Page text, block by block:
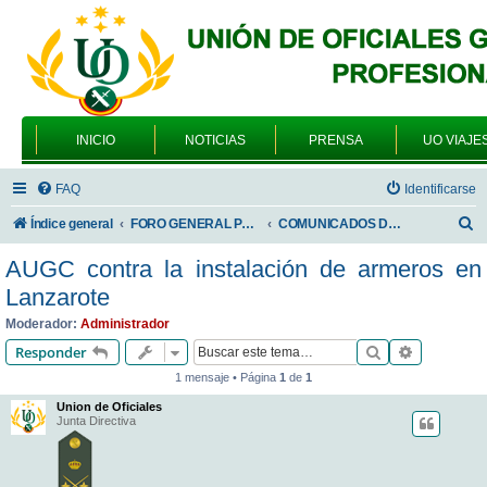
INICIO NOTICIAS PRENSA UO
FAQ Identificarse
Índice general FORO GENERAL PARA TODOS LOS USUARIOS COMUNICADOS DE LA UNIÓN DE OFICIALES
s
AUGC contra la instalación de armeros en
Lanzarote
Moderador: Administrador
Responder Buscar
1 mensaje • Página 1 de 1
Union de Oficiales
Junta Directiva